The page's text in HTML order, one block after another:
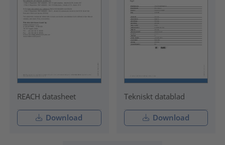
REACH datasheet
Download
Tekniskt datablad
Download